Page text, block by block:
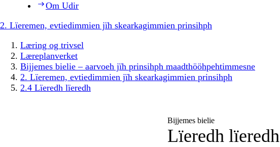
Om Udir
2. Lïeremen, evtiedimmien jïh skearkagimmien prinsihph
Læring og trivsel
Læreplanverket
Bijjemes bielie – aarvoeh jïh prinsihph maadthööhpehtimmesne
2. Lïeremen, evtiedimmien jïh skearkagimmien prinsihph
2.4 Lïeredh lïeredh
Bijjemes bielie
Lïeredh lïeredh